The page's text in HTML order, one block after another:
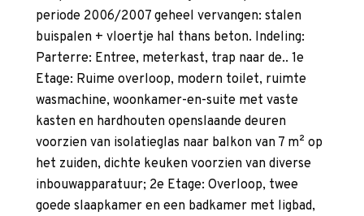
periode 2006/2007 geheel vervangen: stalen
buispalen + vloertje hal thans beton. Indeling:
Parterre: Entree, meterkast, trap naar de.. 1e
Etage: Ruime overloop, modern toilet, ruimte
wasmachine, woonkamer-en-suite met vaste
kasten en hardhouten openslaande deuren
voorzien van isolatieglas naar balkon van 7 m² op
het zuiden, dichte keuken voorzien van diverse
inbouwapparatuur; 2e Etage: Overloop, twee
goede slaapkamer en een badkamer met ligbad,